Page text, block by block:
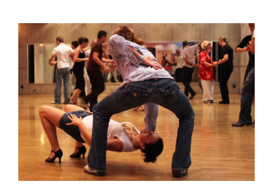
Modewelle mit Röhrenhosen, Ringelsocken, Petticoats,
pomadiger Entenschwanzfrisur, Schmalzlocke und
Pferdeschwanz nach sich. Er bedeutete in diesen Jahren
eine Befreiung von den Zwängen des Alltags und
Opposition gegen das "Althergebrachte".
Daher galt er als unmoralisch, wurde als "Affentanz"
bezeichnet und blieb lange Zeit ein Kellerkind des Tanzes,
das nur in Diskotheken und einschlägigen Lokalen zu
Hause war. Die Jungendlichen tanzten dafür mit grosser
Begeisterung und brachten sich gegenseitig Figuren und
Bewegungen bei, wodurch sich der Tanz weiter verbreitete.
So war es nur natürlich, dass bald die ersten Wettbewerbe
veranstaltet wurden. Bereits 1956 fand die erste Deutsche